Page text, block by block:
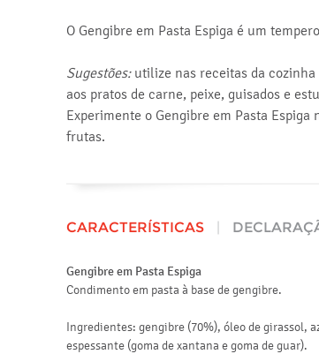
O Gengibre em Pasta Espiga é um
Sugestões:utilize nas receitas da
aos pratos de carne, peixe, guisados e
Experimente o Gengibre em Pasta Espiga
frutas.
CARACTERÍSTICAS
Gengibre em Pasta Espiga
Condimento em pasta à base de gengibre.
Ingredientes: gengibre (70%), óleo de girassol,
espessante (goma de xantana e goma de guar).